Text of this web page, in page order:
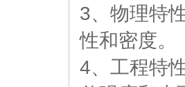
3、物理特
性和密度。
4、工程特